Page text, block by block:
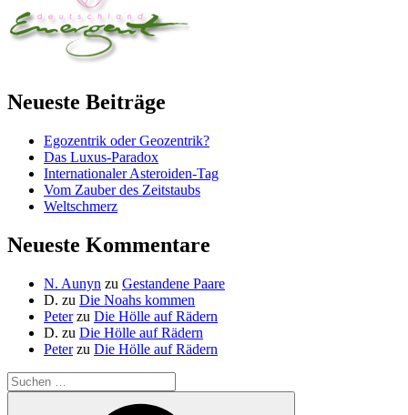
Neueste Beiträge
Egozentrik oder Geozentrik?
Das Luxus-Paradox
Internationaler Asteroiden-Tag
Vom Zauber des Zeitstaubs
Weltschmerz
Neueste Kommentare
N. Aunyn zu Gestandene Paare
D. zu Die Noahs kommen
Peterzu Die Hölle auf Rädern
D. zu Die Hölle auf Rädern
Peterzu Die Hölle auf Rädern
Suche
nach: